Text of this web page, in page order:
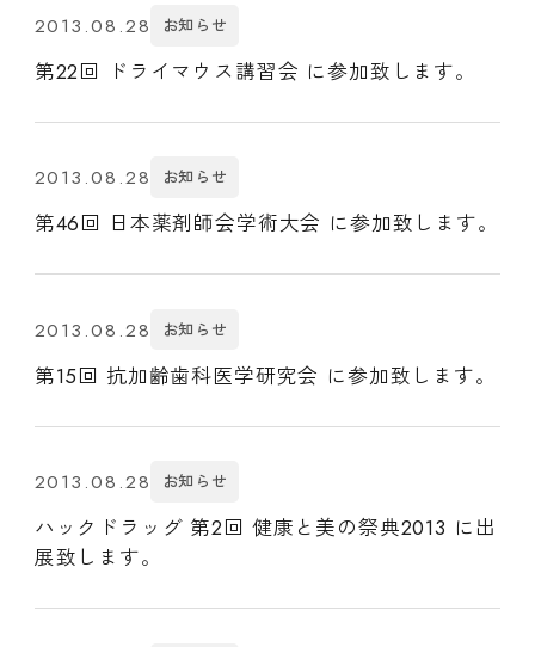
2013.08.28 お知らせ
第22回 ドライマウス講習会 に参加致します。
2013.08.28 お知らせ
第46回 日本薬剤師会学術大会 に参加致します。
2013.08.28 お知らせ
第15回 抗加齢歯科医学研究会 に参加致します。
2013.08.28 お知らせ
ハックドラッグ 第2回 健康と美の祭典2013 に出
展致します。